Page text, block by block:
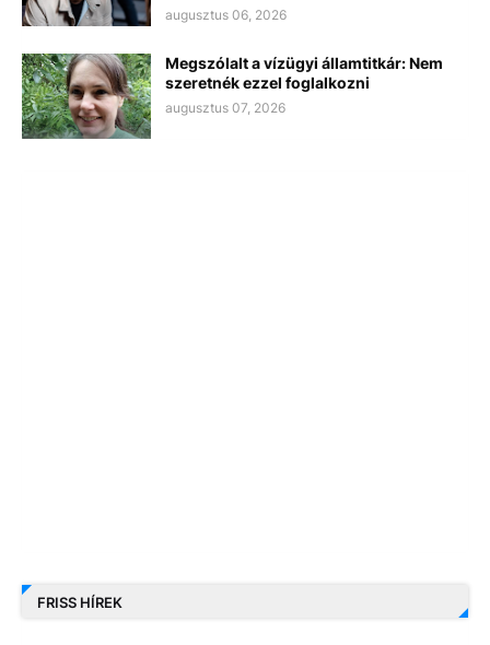
augusztus 06, 2026
Megszólalt a vízügyi államtitkár: Nem
szeretnék ezzel foglalkozni
augusztus 07, 2026
FRISS HÍREK